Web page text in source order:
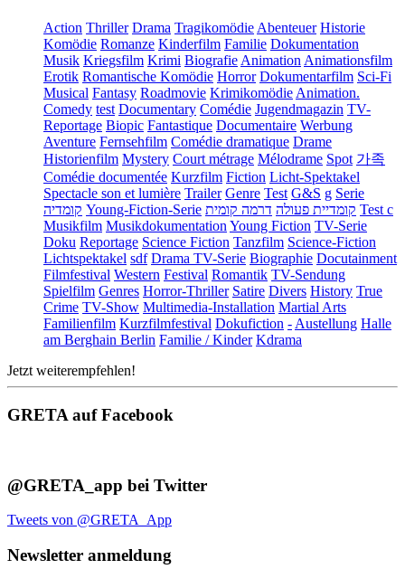
Action Thriller Drama TragikomödieAbenteuer Historie
Komödie Romanze Kinderfilm Familie Dokumentation
Musik Kriegsfilm Krimi BiografieAnimationAnimationsfilm
Erotik Romantische Komödie Horror Dokumentarfilm Sci-Fi
Musical Fantasy Roadmovie KrimikomödieAnimation.
Comedy test Documentary Comédie Jugendmagazin TV-
Reportage Biopic Fantastique Documentaire Werbung
Aventure Fernsehfilm Comédie dramatique Drame
Historienfilm Mystery Court métrage Mélodrame Spot 가족
Comédie documentée Kurzfilm Fiction Licht-Spektakel
Spectacle son et lumière Trailer Genre Test G&S g Serie
קומדיה Young-Fiction-Serie קומדיית פעולה דרמה קומית
Test c
Musikfilm MusikdokumentationYoung Fiction TV-Serie
Doku Reportage Science Fiction Tanzfilm Science-Fiction
Lichtspektakel sdf Drama TV-Serie Biographie Docutainment
Filmfestival Western Festival Romantik TV-Sendung
Spielfilm Genres Horror-Thriller Satire Divers History True
Crime TV-Show Multimedia-Installation Martial Arts
Familienfilm Kurzfilmfestival Dokufiction -Austellung Halle
am Berghain Berlin Familie / Kinder Kdrama
Jetzt weiterempfehlen!
GRETA auf Facebook
@GRETA_app bei Twitter
Tweets von @GRETA_App
Newsletter anmeldung